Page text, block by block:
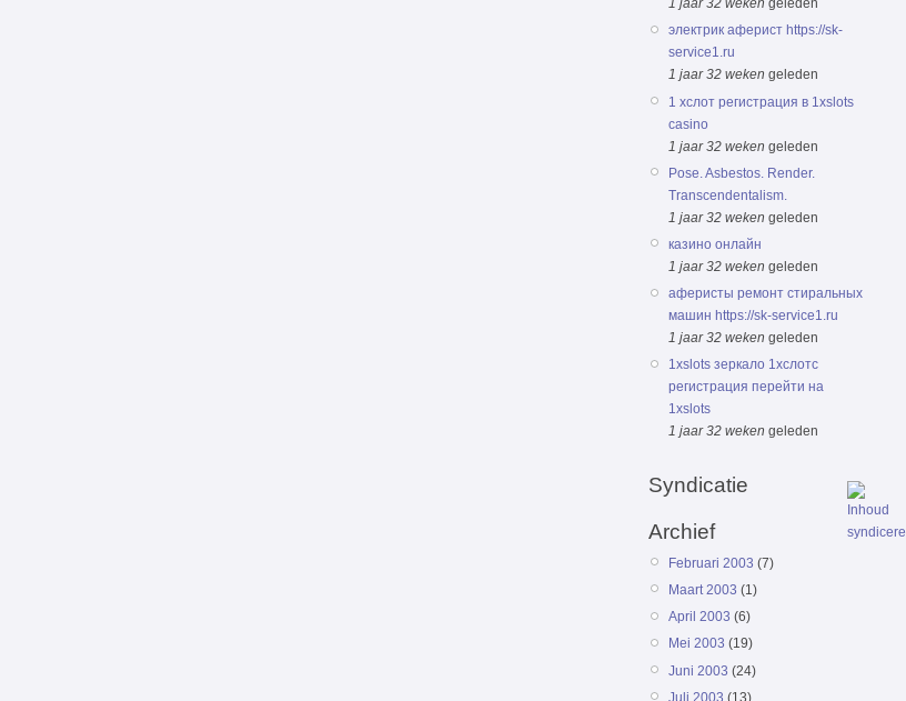
1 jaar 32 weken geleden
электрик аферист https://sk-
service1.ru
1 jaar 32 weken geleden
1 хслот регистрация в 1xslots
casino
1 jaar 32 weken geleden
Pose. Asbestos. Render.
Transcendentalism.
1 jaar 32 weken geleden
казино онлайн
1 jaar 32 weken geleden
аферисты ремонт стиральных
машин https://sk-service1.ru
1 jaar 32 weken geleden
1xslots зеркало 1хслотс
регистрация перейти на
1xslots
1 jaar 32 weken geleden
Syndicatie
Archief
Februari 2003 (7)
Maart 2003 (1)
April 2003 (6)
Mei 2003 (19)
Juni 2003 (24)
Juli 2003 (13)